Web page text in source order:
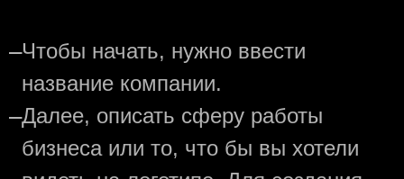
—Чтобы начать, нужно ввести
название компании.
—Далее, описать сферу работы
бизнеса или то, что бы вы хотели